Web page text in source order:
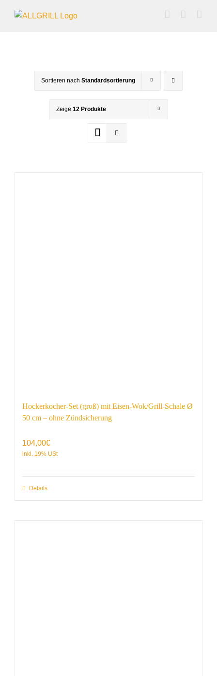
Inhalt
Sortieren nach Standardsortierung
Zeige 12 Produkte
Hockerkocher-Set (groß) mit Eisen-Wok/Grill-Schale Ø
50 cm – ohne Zündsicherung
104,00€
Details